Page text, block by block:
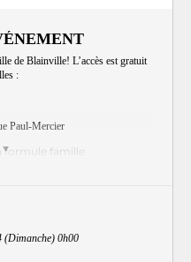
de Blainville! L’accès est gratuit
:
Paul-Mercier
formule famille
(Dimanche) 0h00